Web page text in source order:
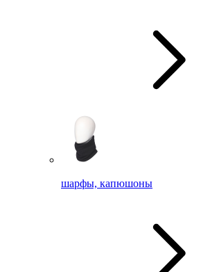
шарфы, капюшоны